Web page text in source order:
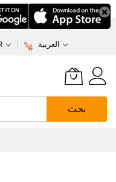
العربية
بحث